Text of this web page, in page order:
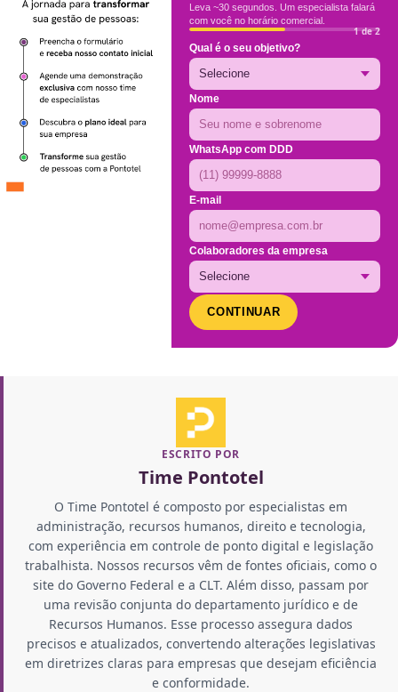
Leva ~30 segundos. Um especialista falará
com você no horário comercial.
1 de 2
Qual é o seu objetivo?
Nome
WhatsApp com DDD
E-mail
Colaboradores da empresa
CONTINUAR
ESCRITO POR
Time Pontotel
O Time Pontotel é composto por especialistas em
administração, recursos humanos, direito e tecnologia,
com experiência em controle de ponto digital e legislação
trabalhista. Nossos recursos vêm de fontes oficiais, como o
site do Governo Federal e a CLT. Além disso, passam por
uma revisão conjunta do departamento jurídico e de
Recursos Humanos. Esse processo assegura dados
precisos e atualizados, convertendo alterações legislativas
em diretrizes claras para empresas que desejam eficiência
e conformidade.